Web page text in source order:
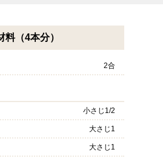
料（4本分）
2合
小さじ1/2
大さじ1
大さじ1